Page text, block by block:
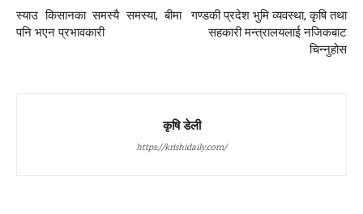
स्याउ किसानका समस्यै समस्या, बीमा
पनि भएन प्रभावकारी
गण्डकी प्रदेश भुमि व्यवस्था, कृषि तथा
सहकारी मन्त्रालयलाई नजिकबाट
चिन्नुहोस
कृषि डेली
https://krishidaily.com/